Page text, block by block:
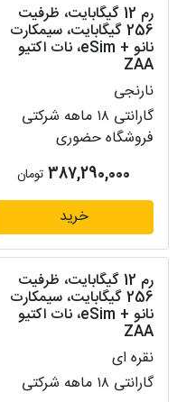
رم 12 گیگابایت، ظرفیت
256 گیگابایت، سیمکارت
نانو + eSim، نات اکتیو
ZAA
نارنجی
گارانتی ۱۸ ماهه شرکتی
فروشگاه حضوری
387,290,000 تومان
خرید
رم 12 گیگابایت، ظرفیت
256 گیگابایت، سیمکارت
نانو + eSim، نات اکتیو
ZAA
نقره ای
گارانتی ۱۸ ماهه شرکتی